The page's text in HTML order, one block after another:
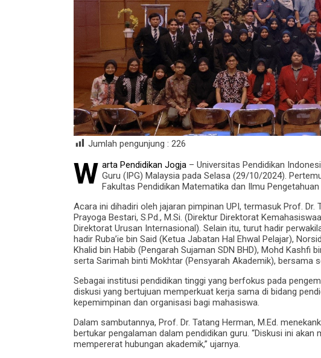
Jumlah pengunjung : 226
W arta Pendidikan Jogja – Universitas Pendidikan
Guru (IPG) Malaysia pada Selasa (29/10/2024).
Fakultas Pendidikan Matematika dan Ilmu Pengetahuan
Acara ini dihadiri oleh jajaran pimpinan UPI, termasuk Prof. Dr.
Prayoga Bestari, S.Pd., M.Si. (Direktur Direktorat
Direktorat Urusan Internasional). Selain itu, turut hadir
hadir Ruba’ie bin Said (Ketua Jabatan Hal Ehwal Pelajar),
Khalid bin Habib (Pengarah Sujaman SDN BHD), Mohd Kashfi
serta Sarimah binti Mokhtar (Pensyarah Akademik), bersama
Sebagai institusi pendidikan tinggi yang berfokus pada
diskusi yang bertujuan memperkuat kerja sama di bidang
kepemimpinan dan organisasi bagi mahasiswa.
Dalam sambutannya, Prof. Dr. Tatang Herman, M.Ed.
bertukar pengalaman dalam pendidikan guru. “Diskusi ini
mempererat hubungan akademik,” ujarnya.